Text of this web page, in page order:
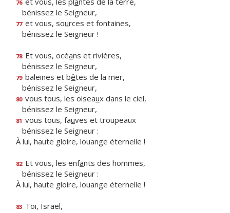
76
bénissez le Seigneur,
77 et vous, sources et fontaines,
bénissez le Seigneur !
78 Et vous, océans et rivières,
bénissez le Seigneur,
79 baleines et bêtes de la mer,
bénissez le Seigneur,
80 vous tous, les oiseaux dans le ciel,
bénissez le Seigneur,
81 vous tous, fauves et troupeaux
bénissez le Seigneur :
À lui, haute gloire, louange éternelle !
82 Et vous, les enfants des hommes,
bénissez le Seigneur :
À lui, haute gloire, louange éternelle !
83 Toi, Israël,